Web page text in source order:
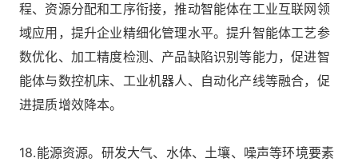
程、资源分配和工序衔接，推动智能体在工业互联网领
域应用，提升企业精细化管理水平。提升智能体工艺参
数优化、加工精度检测、产品缺陷识别等能力，促进智
能体与数控机床、工业机器人、自动化产线等融合，促
进提质增效降本。
18.能源资源。研发大气、水体、土壤、噪声等环境要素